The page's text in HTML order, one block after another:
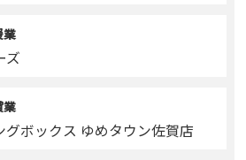
業
ズ
業
ボックス ゆめタウン佐賀店